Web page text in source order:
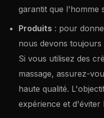
garantit que l'homme
Produits : pour
nous devons toujours
Si vous utilisez des
massage, assurez-
haute qualité.
expérience et d'éviter